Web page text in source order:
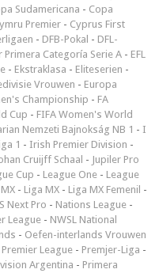
Sudamericana - Copa
Premier - Cyprus First
- DFB-Pokal - DFL-
Primera Categoría Serie A - EFL
- Ekstraklasa - Eliteserien -
Vrouwen - Europa
Championship - FA
Cup - FIFA Women's World
Nemzeti Bajnokság NB 1 - I
1 - Irish Premier Division -
Cruijff Schaal - Jupiler Pro
Cup - League One - League
- Liga MX - Liga MX Femenil -
Next Pro - Nations League -
League - NWSL National
- Oefen-interlands Vrouwen
Premier League - Premjer-Liga -
Argentina - Primera